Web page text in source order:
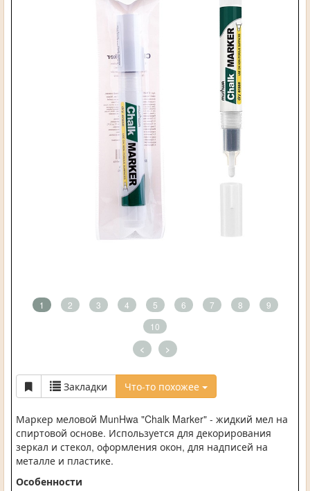
1 2 3 4 5 6 7 8
9
10
< >
Закладки Что-то похожее
Маркер меловой MunHwa "Chalk Marker" - жидкий мел на
спиртовой основе. Используется для декорирования
зеркал и стекол, оформления окон, для надписей на
металле и пластике.
Особенности